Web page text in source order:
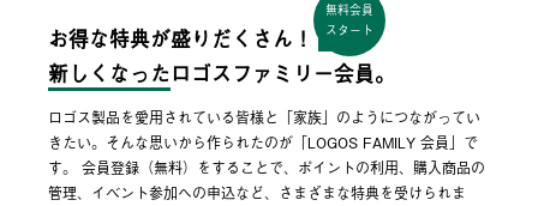
お得な特典が盛りだくさん！
無料会員
スタート
新しくなった ロゴスファミリー会員。
ロゴス製品を愛用されている皆様と「家族」のようにつながってい
きたい。そんな思いから作られたのが「LOGOS FAMILY 会員」で
す。 会員登録（無料）をすることで、ポイントの利用、購入商品の
管理、イベント参加への申込など、さまざまな特典を受けられま